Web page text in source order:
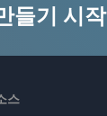
들기 시작
스